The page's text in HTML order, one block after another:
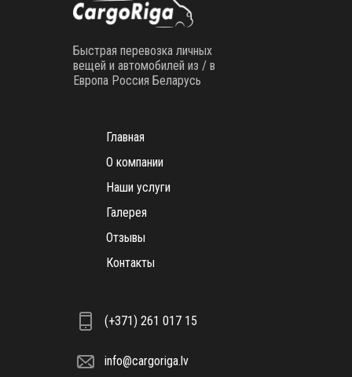
Быстрая перевозка личных
вещей и автомобилей из / в
Европа Россия Беларусь
Главная
О компании
Наши услуги
Галерея
Отзывы
Контакты
(+371) 261 017 15
info@cargoriga.lv